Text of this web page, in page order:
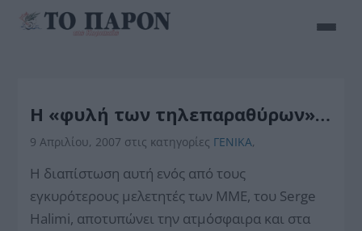
Η «φυλή των τηλεπαραθύρων»…
9 Απριλίου, 2007 στις κατηγορίες ΓΕΝΙΚΑ,
H διαπίστωση αυτή ενός από τους
εγκυρότερους μελετητές των ΜΜΕ, του Serge
Halimi, αποτυπώνει την ατμόσφαιρα και στα